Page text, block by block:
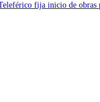
fija inicio de obras